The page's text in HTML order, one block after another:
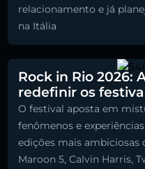
relacionamento e já
na Itália
Rock in Rio 2026:
redefinir os
O festival aposta em
fenômenos e
edições mais
Maroon 5, Calvin Harris,